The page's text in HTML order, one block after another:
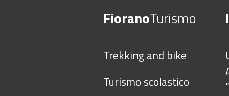
l'immagine
originali…
FioranoTurismo
Trekking and bike
Turismo scolastico